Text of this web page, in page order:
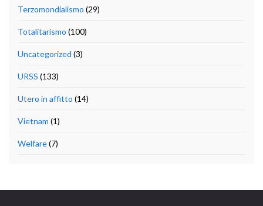
Terzomondialismo (29)
Totalitarismo (100)
Uncategorized (3)
URSS (133)
Utero in affitto (14)
Vietnam (1)
Welfare(7)